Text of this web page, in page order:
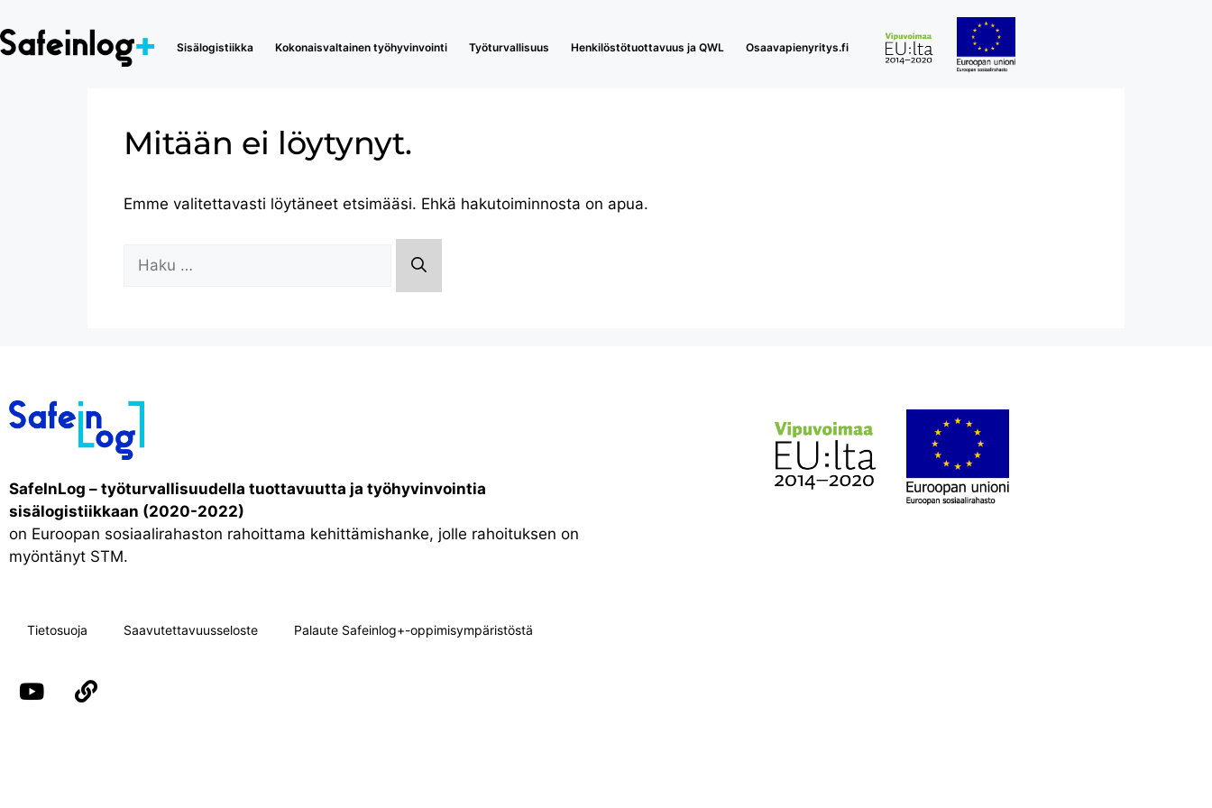
Sisälogistiikka Kokonaisvaltainen työhyvinvointi Työturvallisuus Henkilöstötuottavuus ja QWL Osaavapienyritys.fi
Mitään ei löytynyt.
Emme valitettavasti löytäneet etsimääsi. Ehkä hakutoiminnosta on apua.
SafeInLog – työturvallisuudella tuottavuutta ja työhyvinvointia
sisälogistiikkaan (2020-2022)
on Euroopan sosiaalirahaston rahoittama kehittämishanke, jolle rahoituksen on
myöntänyt STM.
Tietosuoja Saavutettavuusseloste Palaute Safeinlog+-oppimisympäristöstä